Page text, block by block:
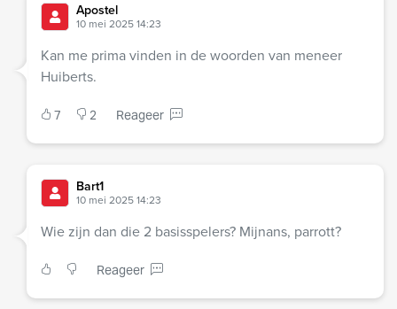
Apostel
10 mei 2025 14:23
Kan me prima vinden in de woorden van meneer
Huiberts.
7 2 Reageer
Bart1
10 mei 2025 14:23
Wie zijn dan die 2 basisspelers? Mijnans, parrott?
Reageer